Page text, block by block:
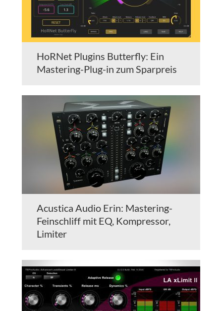
HoRNet Plugins Butterfly: Ein
Mastering-Plug-in zum Sparpreis
Acustica Audio Erin: Mastering-
Feinschliff mit EQ, Kompressor,
Limiter